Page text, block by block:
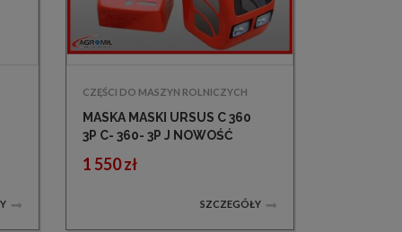
CZĘŚCI DO MASZYN ROLNICZYCH
MASKA MASKI URSUS C 360
3P C- 360- 3P J NOWOŚĆ
1 550 zł
SZCZEGÓŁY